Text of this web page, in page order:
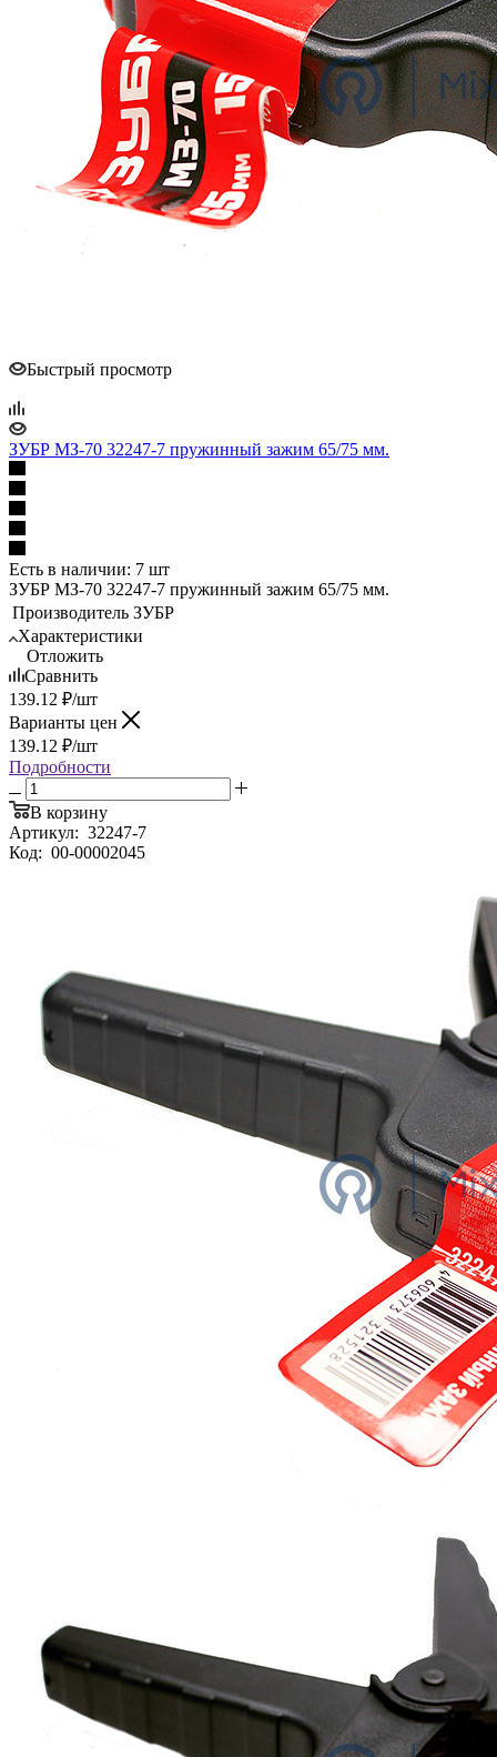
Быстрый просмотр
ЗУБР МЗ-70 32247-7 пружинный зажим 65/75 мм.
Есть в наличии: 7 шт
ЗУБР МЗ-70 32247-7 пружинный зажим 65/75 мм.
Производитель ЗУБР
Характеристики
Отложить
Сравнить
139.12 ₽/шт
Варианты цен
139.12 ₽/шт
Подробности
В корзину
Артикул: 32247-7
Код: 00-00002045